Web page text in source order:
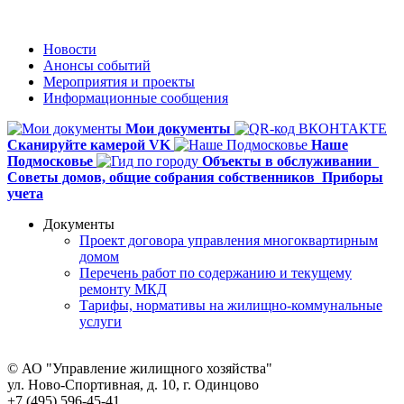
Новости
Анонсы событий
Мероприятия и проекты
Информационные сообщения
Мои документы
Сканируйте камерой VK
Наше
Подмосковье
Объекты в обслуживании
Советы домов, общие собрания собственников Приборы
учета
Документы
Проект договора управления многоквартирным
домом
Перечень работ по содержанию и текущему
ремонту МКД
Тарифы, нормативы на жилищно-коммунальные
услуги
© АО "Управление жилищного хозяйства"
ул. Ново-Спортивная, д. 10, г. Одинцово
+7 (495) 596-45-41